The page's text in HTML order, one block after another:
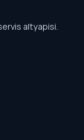
altyapisi.